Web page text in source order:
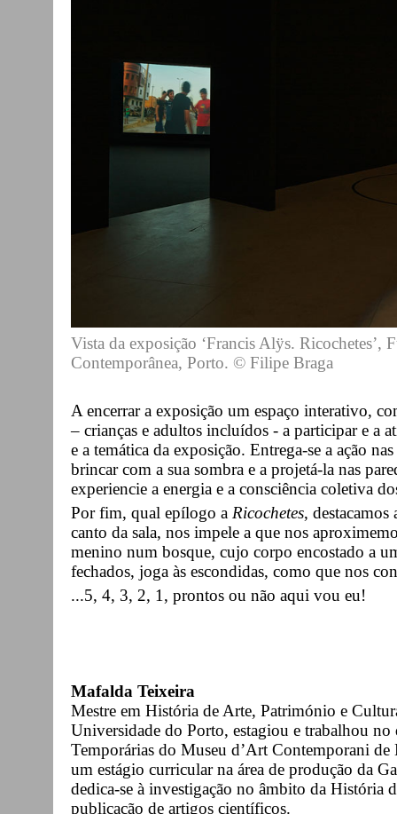
Vista da exposição ‘Francis Alÿs. Ricochetes’,
Contemporânea, Porto. © Filipe Braga
A encerrar a exposição um espaço interativo,
– crianças e adultos incluídos - a participar e a
e a temática da exposição. Entrega-se a ação
brincar com a sua sombra e a projetá-la nas
experiencie a energia e a consciência coletiva
Por fim, qual epílogo a Ricochetes,
canto da sala, nos impele a que nos
menino num bosque, cujo corpo encostado a
fechados, joga às escondidas, como que nos
...5, 4, 3, 2, 1, prontos ou não aqui vou eu!
Mafalda Teixeira
Mestre em História de Arte, Património e
Universidade do Porto, estagiou e trabalhou no
Temporárias do Museu d’Art Contemporani de
um estágio curricular na área de produção da
dedica-se à investigação no âmbito da História
publicação de artigos científicos.